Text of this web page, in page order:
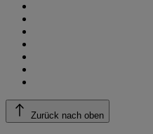
Zurück nach oben